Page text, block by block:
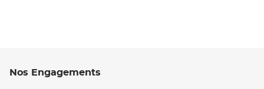
Nos Engagements